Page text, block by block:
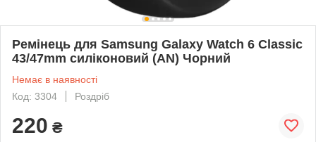
Ремінець для Samsung Galaxy Watch 6 Classic
43/47mm силіконовий (AN) Чорний
Немає в наявності
Код: 3304
Роздріб
220 ₴